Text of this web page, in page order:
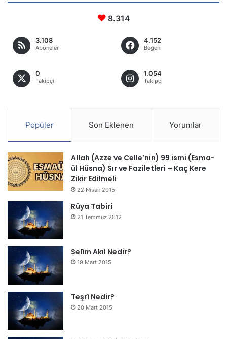
8.314
3.108
Aboneler
4.152
Beğeni
0
Takipçi
1.054
Takipçi
Popüler Son Eklenen Yorumlar
Allah (Azze ve Celle’nin) 99 ismi (Esma-
ül Hüsna) Sır ve Faziletleri – Kaç Kere
Zikir Edilmeli
22 Nisan 2015
Rüya Tabiri
21 Temmuz 2012
Selîm Akıl Nedir?
19 Mart 2015
Teşrî Nedir?
20 Mart 2015